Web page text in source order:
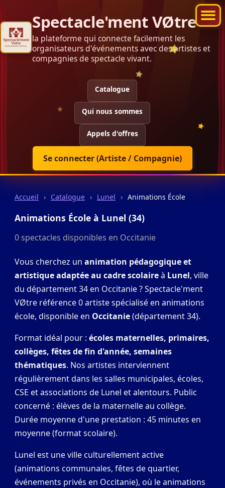
Spectacle'ment VØtre
la plateforme qui connecte facilement les
organisateurs d'événements avec des artistes et
compagnies de spectacle vivant.
Catalogue
Qui nous sommes
Appels d'offres
Se connecter (Artiste / Compagnie)
Accueil › Catalogue › Lunel › Animations École
Animations École à Lunel (34)
0 spectacles disponibles en Occitanie
Vous cherchez un animation pédagogique et
artistique adaptée au cadre scolaireà Lunel, ville
du département 34 en Occitanie ? Spectacle'ment
VØtre référence 0 artiste spécialisé en animations
école, disponible en Occitanie(département 34).
Format idéal pour : écoles maternelles, primaires,
collèges, fêtes de fin d'année, semaines
thématiques. Nos artistes interviennent
régulièrement dans les salles municipales, écoles,
CSE et associations de Lunel et alentours. Public
concerné : élèves de la maternelle au collège.
Durée moyenne d'une prestation : 45 minutes en
moyenne (format scolaire).
Lunel est une ville culturellement active
(animations communales, fêtes de quartier,
événements privés en Occitanie), où le animations